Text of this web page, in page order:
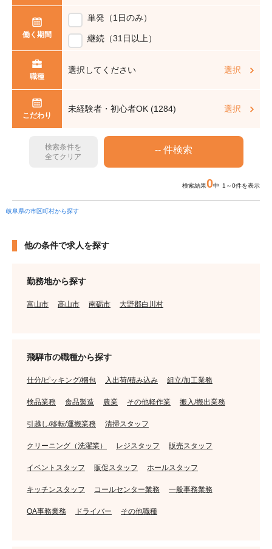
働く期間
単発（1日のみ）
継続（31日以上）
職種
選択してください 選択
こだわり
未経験者・初心者OK (1284) 選択
検索条件を
全てクリア
検索結果0中 1～0件を表示
岐阜県の市区町村から探す
他の条件で求人を探す
勤務地から探す
富山市 高山市 南砺市 大野郡白川村
飛騨市の職種から探す
仕分/ピッキング/梱包 入出荷/積み込み 組立/加工業務
検品業務 食品製造 農業 その他軽作業 搬入/搬出業務
引越し/移転/運搬業務 清掃スタッフ
クリーニング（洗濯業） レジスタッフ 販売スタッフ
イベントスタッフ 販促スタッフ ホールスタッフ
キッチンスタッフ コールセンター業務 一般事務業務
OA事務業務 ドライバー その他職種